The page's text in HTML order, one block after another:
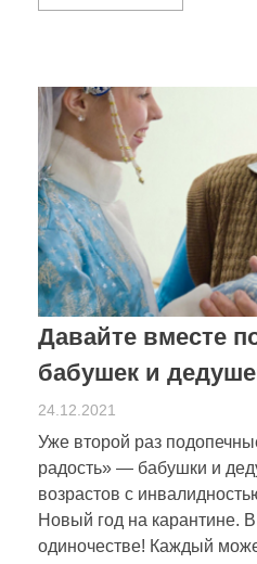
Давайте вместе
бабушек и
24.12.2021
Уже второй раз
радость» — бабушки и
возрастов с
Новый год на карантине.
одиночестве! Каждый